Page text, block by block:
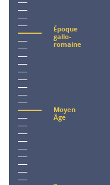
Époque
gallo-
romaine
Moyen
Âge